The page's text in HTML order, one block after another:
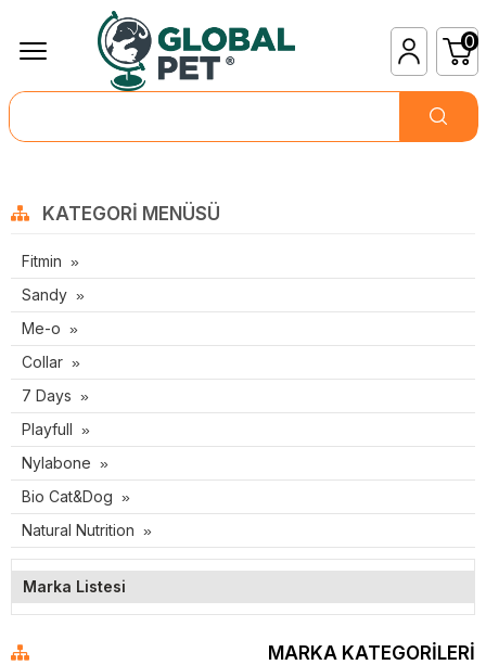
0
KATEGORI MENÜSÜ
Fitmin
Sandy
Me-o
Collar
7 Days
Playfull
Nylabone
Bio Cat&Dog
Natural Nutrition
Marka Listesi
MARKA KATEGORILERI